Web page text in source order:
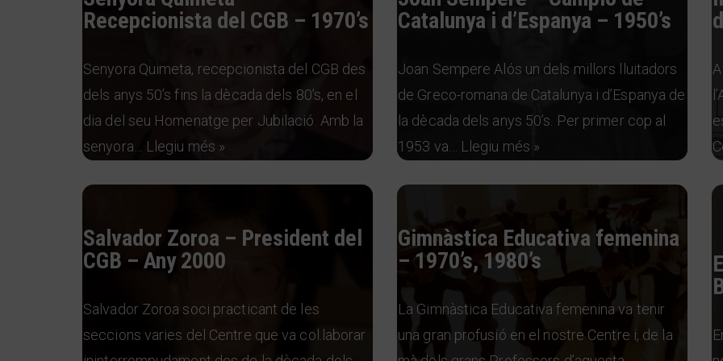
Recepcionista del CGB – 1970’s
Senyora Quimeta, recepcionista del CGB des
dels anys 50’s fins la dècada dels 80’s, en el
dia del seu Homenatge per Jubilació. Amb la
senyora… Llegiu més »
Catalunya i d’Espanya – 1950’s
Joan Sempere Alós un dels millors lluitadors
de Greco-romana de Catalunya i d’Espanya de
la dècada dels anys 50’s. Per primer cop al
1953 va… Llegiu més »
Salvador Zoroa – President del
CGB – Any 2000
Salvador Zoroa soci practicant de les
seccions varies del Centre que va col.laborar
Gimnàstica Educativa femenina
– 1970’s, 1980’s
La Gimnàstica Educativa femenina va tenir
una gran profusió en el nostre Centre i, de la